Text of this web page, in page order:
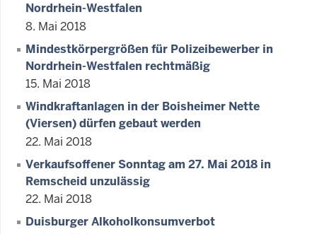
Nordrhein-Westfalen
8. Mai 2018
Mindestkörpergrößen für Polizeibewerber in
Nordrhein-Westfalen rechtmäßig
15. Mai 2018
Windkraftanlagen in der Boisheimer Nette
(Viersen) dürfen gebaut werden
22. Mai 2018
Verkaufsoffener Sonntag am 27. Mai 2018 in
Remscheid unzulässig
22. Mai 2018
Duisburger Alkoholkonsumverbot